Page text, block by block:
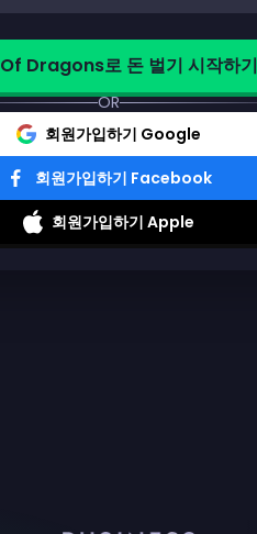
Dragons로 돈 벌기 시작하기
OR
회원가입하기 Google
회원가입하기 Facebook
회원가입하기 Apple